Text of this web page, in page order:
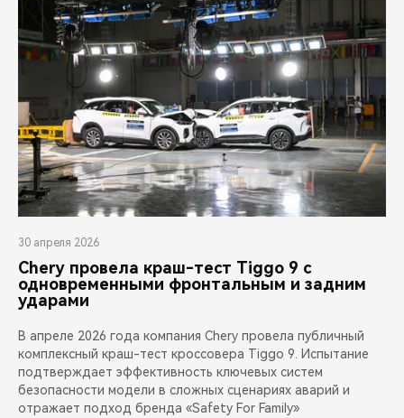
30 апреля 2026
Chery провела краш-тест Tiggo 9 с
одновременными фронтальным и задним
ударами
В апреле 2026 года компания Chery провела публичный
комплексный краш-тест кроссовера Tiggo 9. Испытание
подтверждает эффективность ключевых систем
безопасности модели в сложных сценариях аварий и
отражает подход бренда «Safety For Family»